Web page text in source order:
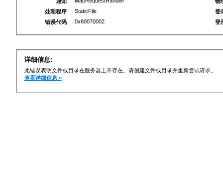
处理程序
StaticFile
错误代码
0x80070002
登
登
详细信息:
此错误表明文件或目录在服务器上不存在。请创建文件或目录并重新尝试请求。
查看详细信息 »